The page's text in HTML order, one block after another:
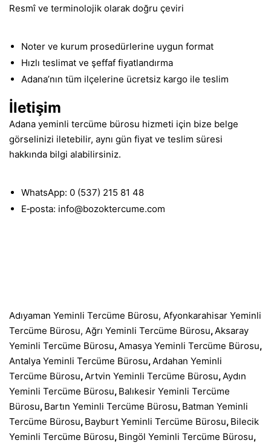
Resmî ve terminolojik olarak doğru çeviri
Noter ve kurum prosedürlerine uygun format
Hızlı teslimat ve şeffaf fiyatlandırma
Adana’nın tüm ilçelerine ücretsiz kargo ile teslim
İletişim
Adana yeminli tercüme bürosu hizmeti için bize belge
görselinizi iletebilir, aynı gün fiyat ve teslim süresi
hakkında bilgi alabilirsiniz.
WhatsApp: 0 (537) 215 81 48
E‑posta: info@bozoktercume.com
Adıyaman Yeminli Tercüme Bürosu, Afyonkarahisar Yeminli
Tercüme Bürosu, Ağrı Yeminli Tercüme Bürosu,Aksaray
Yeminli Tercüme Bürosu,Amasya Yeminli Tercüme Bürosu,
Antalya Yeminli Tercüme Bürosu,Ardahan Yeminli
Tercüme Bürosu,Artvin Yeminli Tercüme Bürosu,Aydın
Yeminli Tercüme Bürosu, Balıkesir Yeminli Tercüme
Bürosu, Bartın Yeminli Tercüme Bürosu, Batman Yeminli
Tercüme Bürosu, Bayburt Yeminli Tercüme Bürosu, Bilecik
Yeminli Tercüme Bürosu, Bingöl Yeminli Tercüme Bürosu,